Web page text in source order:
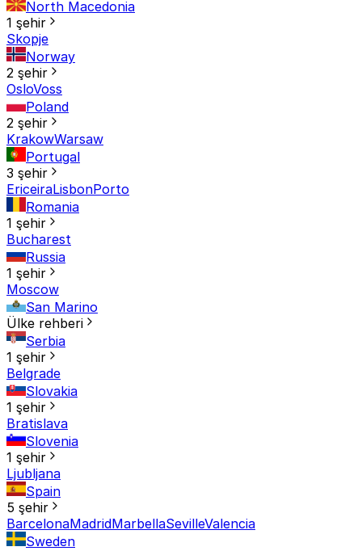
North Macedonia
1 şehir
Skopje
Norway
2 şehir
OsloVoss
Poland
2 şehir
KrakowWarsaw
Portugal
3 şehir
EriceiraLisbonPorto
Romania
1 şehir
Bucharest
Russia
1 şehir
Moscow
San Marino
Ülke rehberi
Serbia
1 şehir
Belgrade
Slovakia
1 şehir
Bratislava
Slovenia
1 şehir
Ljubljana
Spain
5 şehir
BarcelonaMadridMarbellaSevilleValencia
Sweden